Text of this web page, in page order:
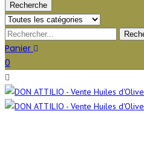
Recherche
Panier
0